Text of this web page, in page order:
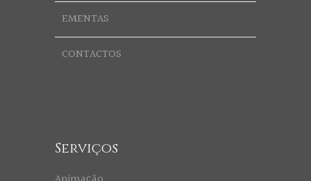
EMENTAS
CONTACTOS
Serviços